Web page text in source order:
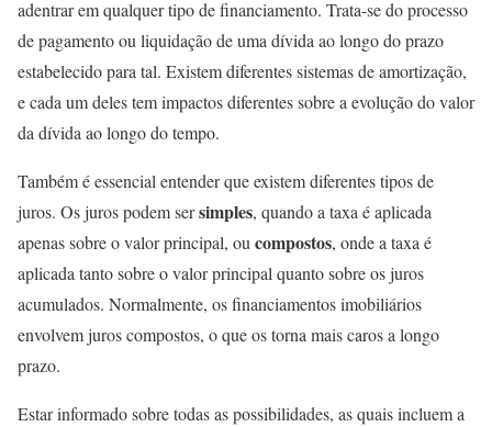
adentrar em qualquer tipo de financiamento. Trata-se do processo
de pagamento ou liquidação de uma dívida ao longo do prazo
estabelecido para tal. Existem diferentes sistemas de amortização,
e cada um deles tem impactos diferentes sobre a evolução do valor
da dívida ao longo do tempo.
Também é essencial entender que existem diferentes tipos de
juros. Os juros podem sersimples, quando a taxa é aplicada
apenas sobre o valor principal, oucompostos, onde a taxa é
aplicada tanto sobre o valor principal quanto sobre os juros
acumulados. Normalmente, os financiamentos imobiliários
envolvem juros compostos, o que os torna mais caros a longo
prazo.
Estar informado sobre todas as possibilidades, as quais incluem a